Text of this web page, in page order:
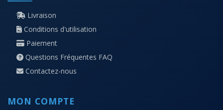
Livraison
Conditions d'utilisation
Paiement
Questions Fréquentes FAQ
Contactez-nous
MON COMPTE